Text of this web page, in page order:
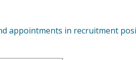
appointments in recruitment